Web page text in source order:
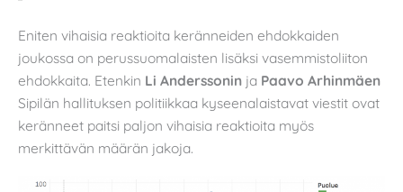
Eniten vihaisia reaktioita keränneiden ehdokkaiden
joukossa on perussuomalaisten lisäksi vasemmistoliiton
ehdokkaita. Etenkin Li Anderssonin ja Paavo Arhinmäen
Sipilän hallituksen politiikkaa kyseenalaistavat viestit ovat
keränneet paitsi paljon vihaisia reaktioita myös
merkittävän määrän jakoja.